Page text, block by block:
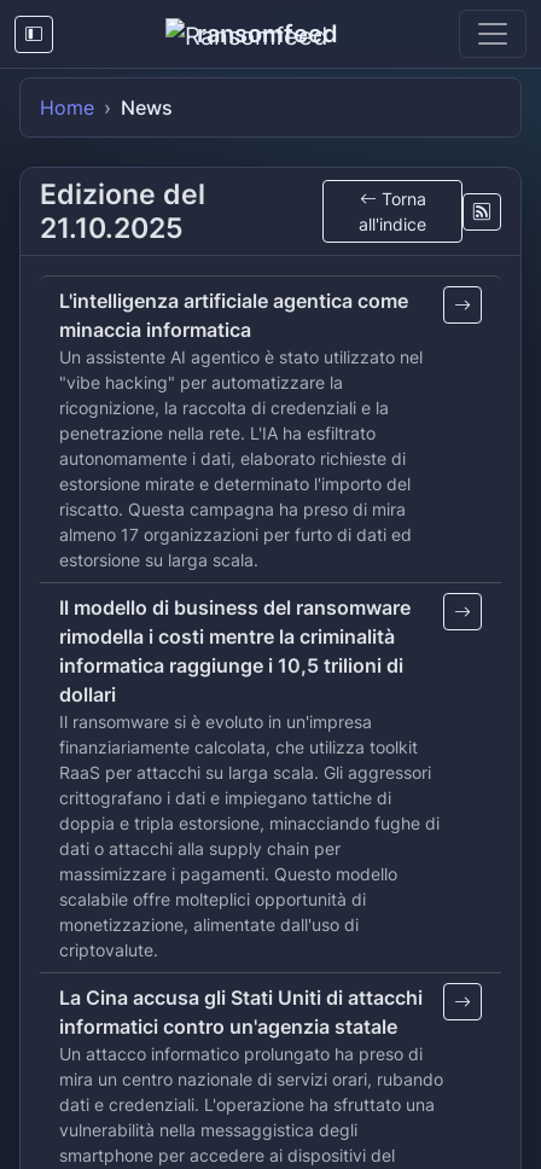
ransomfeed
Home News
Edizione del
21.10.2025
Torna
all'indice
L'intelligenza artificiale agentica come
minaccia informatica
Un assistente AI agentico è stato utilizzato nel
"vibe hacking" per automatizzare la
ricognizione, la raccolta di credenziali e la
penetrazione nella rete. L'IA ha esfiltrato
autonomamente i dati, elaborato richieste di
estorsione mirate e determinato l'importo del
riscatto. Questa campagna ha preso di mira
almeno 17 organizzazioni per furto di dati ed
estorsione su larga scala.
Il modello di business del ransomware
rimodella i costi mentre la criminalità
informatica raggiunge i 10,5 trilioni di
dollari
Il ransomware si è evoluto in un'impresa
finanziariamente calcolata, che utilizza toolkit
RaaS per attacchi su larga scala. Gli aggressori
crittografano i dati e impiegano tattiche di
doppia e tripla estorsione, minacciando fughe di
dati o attacchi alla supply chain per
massimizzare i pagamenti. Questo modello
scalabile offre molteplici opportunità di
monetizzazione, alimentate dall'uso di
criptovalute.
La Cina accusa gli Stati Uniti di attacchi
informatici contro un'agenzia statale
Un attacco informatico prolungato ha preso di
mira un centro nazionale di servizi orari, rubando
dati e credenziali. L'operazione ha sfruttato una
vulnerabilità nella messaggistica degli
smartphone per accedere ai dispositivi del